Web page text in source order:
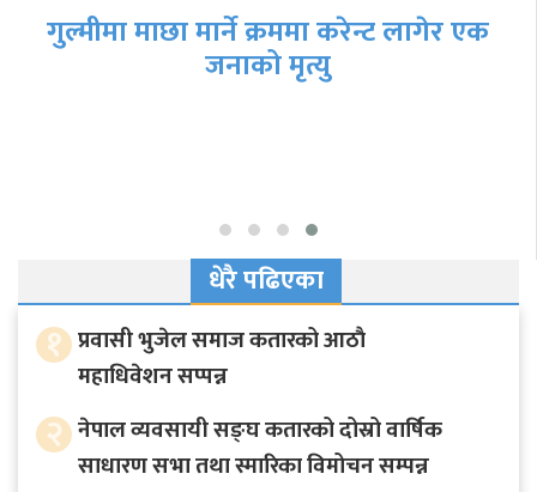
गुल्मीमा माछा मार्ने क्रममा करेन्ट लागेर एक
जनाको मृत्यु
धेरै पढिएका
१ प्रवासी भुजेल समाज कतारको आठाै
महाधिवेशन सप्पन्न
२ नेपाल व्यवसायी सङ्घ कतारको दोस्रो वार्षिक
साधारण सभा तथा स्मारिका विमोचन सम्पन्न